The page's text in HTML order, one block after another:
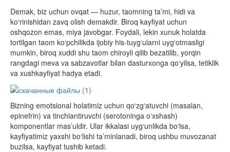
Demak, biz uchun ovqat — huzur, taomning ta’mi, hidi va
ko‘rinishidan zavq olish demakdir. Biroq kayfiyat uchun
oshqozon emas, miya javobgar. Foydali, lekin xunuk holatda
tortilgan taom ko‘pchilikda ijobiy his-tuyg‘ularni uyg‘otmasligi
mumkin, biroq xuddi shu taom chiroyli qilib bezatilib, yorqin
rangdagi meva va sabzavotlar bilan dasturxonga qo‘yilsa, tetiklik
va xushkayfiyat hadya etadi.
Bizning emotsional holatimiz uchun qo‘zg‘atuvchi (masalan,
epinefrin) va tinchlantiruvchi (serotoninga o‘xshash)
komponentlar mas’uldir. Ular ikkalasi uyg‘unlikda bo‘lsa,
kayfiyatimiz yaxshi bo‘lishi ta’minlanadi, biroq ushbu muvozanat
buzilsa, kayfiyat tushib ketadi.